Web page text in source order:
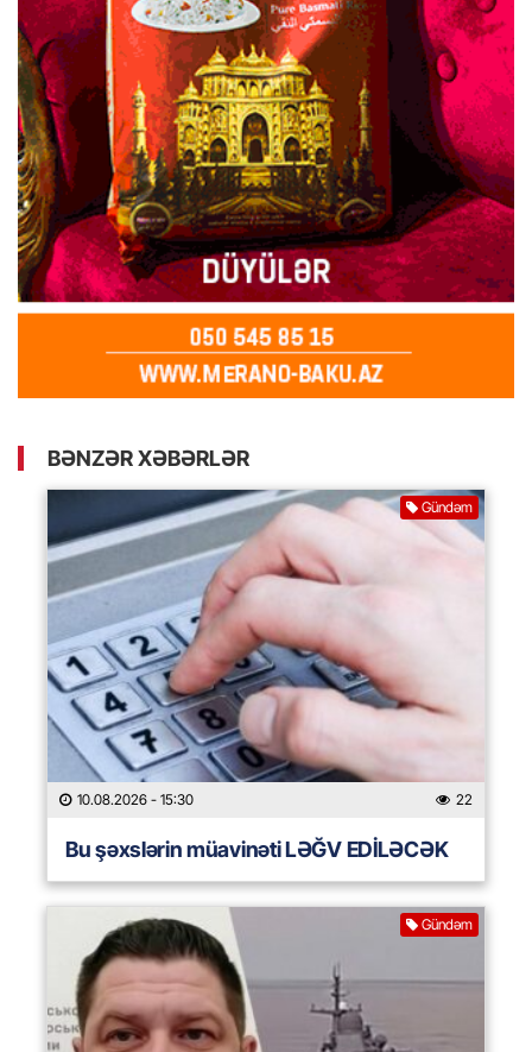
BƏNZƏR XƏBƏRLƏR
Gündəm
10.08.2026 - 15:30 22
Bu şəxslərin müavinəti LƏĞV EDİLƏCƏK
Gündəm